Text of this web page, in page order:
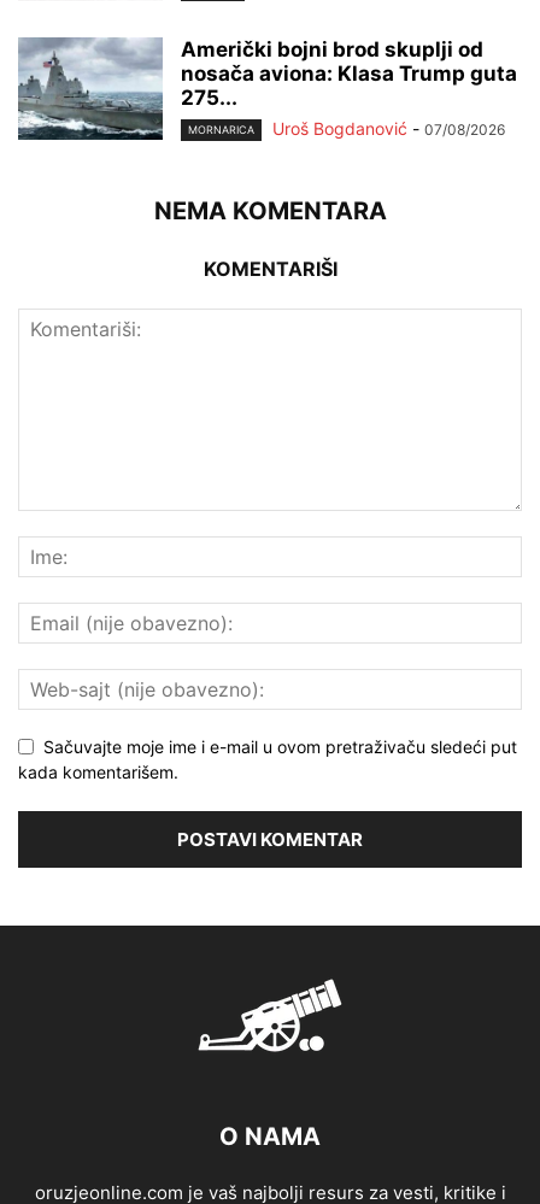
Američki bojni brod skuplji od
nosača aviona: Klasa Trump guta
275...
MORNARICA Uroš Bogdanović - 07/08/2026
NEMA KOMENTARA
KOMENTARIŠI
Sačuvajte moje ime i e-mail u ovom pretraživaču sledeći put
kada komentarišem.
O NAMA
oruzjeonline.com je vaš najbolji resurs za vesti, kritike i